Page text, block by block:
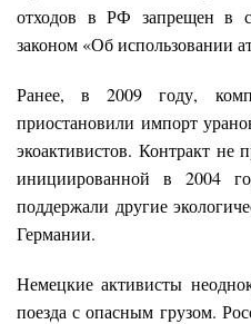
отходов в РФ запрещен в
законом «Об использовании
Ранее, в 2009 году,
приостановили импорт
экоактивистов. Контракт не
инициированной в 2004
поддержали другие
Германии.
Немецкие активисты
поезда с опасным грузом.